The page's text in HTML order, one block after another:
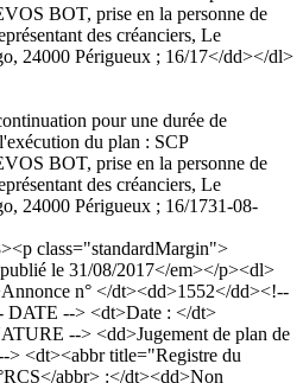
BOT, prise en la personne de
des créanciers, Le
24000 Périgueux ; 16/17</dd></dl>
pour une durée de
du plan : SCP
BOT, prise en la personne de
des créanciers, Le
24000 Périgueux ; 16/1731-08-
class="standardMargin">
le 31/08/2017</em></p><dl>
n° </dt><dd>1552</dd><!--
DATE --> <dt>Date : </dt>
--> <dd>Jugement de plan de
> <dt><abbr title="Registre du
abbr> :</dt><dd>Non